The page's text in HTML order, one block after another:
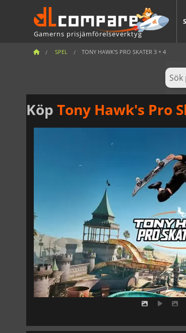
Gamerns prisjämförelseverktyg
SPEL TONY HAWK'S PRO SKATER 3 + 4
Köp Tony Hawk's Pro